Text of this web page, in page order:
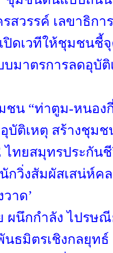
สวรรค์ เลขาธิก
ปิดเวทีให้ชุมชนชี้
มาตรการลดอุบัติ
น “ท่าตูม-หนอง
บัติเหตุ สร้างชุม
ไทยสมุทรประกันชี
กวิ่งสัมผัสเสน่ห์ค
าด’
ผนึกกำลัง ไปรษ
นธมิตรเชิงกลยุท